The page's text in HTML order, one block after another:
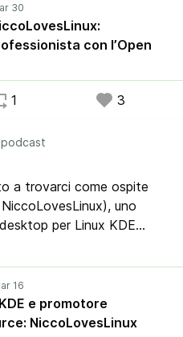
videomaker e
Open Source
con l’Open
1 3
a trovarci come ospite
uno
per Linux KDE
videomaker, studente di
e Matthew lo hanno
sua esperienza
in cui opera.
e promotore
NiccoLovesLinux